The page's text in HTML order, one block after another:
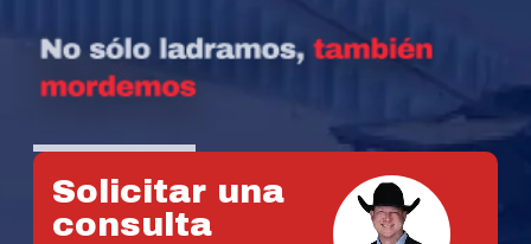
Solicitar una
consulta